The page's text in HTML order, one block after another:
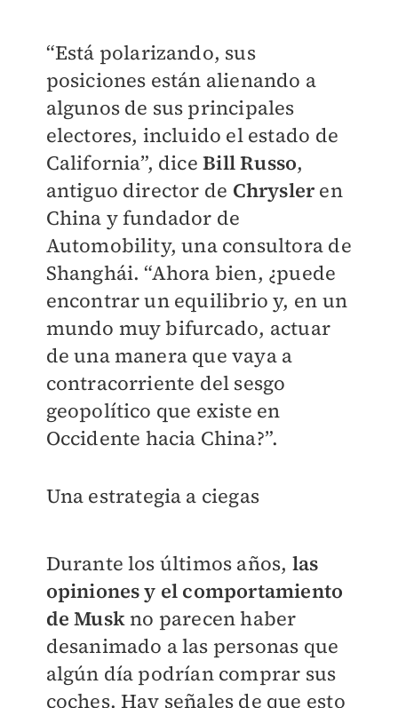
“Está polarizando, sus
posiciones están alienando a
algunos de sus principales
electores, incluido el estado de
California”, diceBill Russo,
antiguo director de Chrysleren
China y fundador de
Automobility, una consultora de
Shanghái. “Ahora bien, ¿puede
encontrar un equilibrio y, en un
mundo muy bifurcado, actuar
de una manera que vaya a
contracorriente del sesgo
geopolítico que existe en
Occidente hacia China?”.
Una estrategia a ciegas
Durante los últimos años, las
opiniones y el comportamiento
de Muskno parecen haber
desanimado a las personas que
algún día podrían comprar sus
coches. Hay señales de que esto